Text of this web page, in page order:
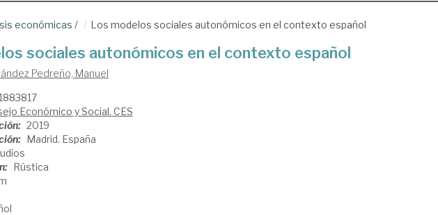
económicas / Los modelos sociales autonómicos en el contexto español
sociales autonómicos en el contexto español
Pedreño, Manuel
Económico y Social. CES
2019
Madrid. España
Rústica